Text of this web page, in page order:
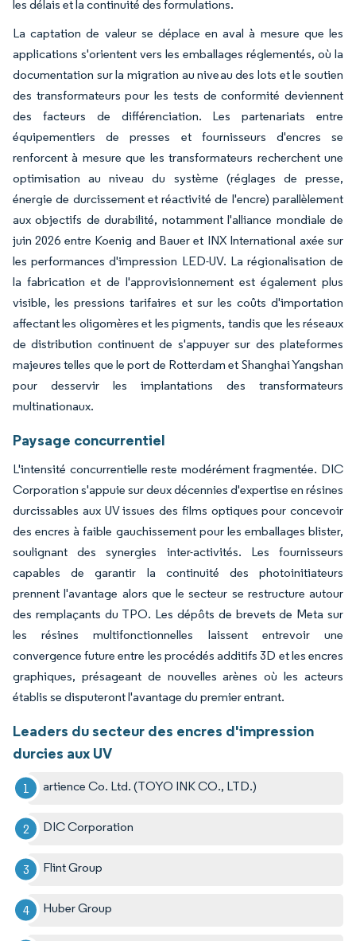
les délais et la continuité des formulations.
La captation de valeur se déplace en aval à mesure que les
applications s'orientent vers les emballages réglementés, où la
documentation sur la migration au niveau des lots et le soutien
des transformateurs pour les tests de conformité deviennent
des facteurs de différenciation. Les partenariats entre
équipementiers de presses et fournisseurs d'encres se
renforcent à mesure que les transformateurs recherchent une
optimisation au niveau du système (réglages de presse,
énergie de durcissement et réactivité de l'encre) parallèlement
aux objectifs de durabilité, notamment l'alliance mondiale de
juin 2026 entre Koenig and Bauer et INX International axée sur
les performances d'impression LED-UV. La régionalisation de
la fabrication et de l'approvisionnement est également plus
visible, les pressions tarifaires et sur les coûts d'importation
affectant les oligomères et les pigments, tandis que les réseaux
de distribution continuent de s'appuyer sur des plateformes
majeures telles que le port de Rotterdam et Shanghai Yangshan
pour desservir les implantations des transformateurs
multinationaux.
Paysage concurrentiel
L'intensité concurrentielle reste modérément fragmentée. DIC
Corporation s'appuie sur deux décennies d'expertise en résines
durcissables aux UV issues des films optiques pour concevoir
des encres à faible gauchissement pour les emballages blister,
soulignant des synergies inter-activités. Les fournisseurs
capables de garantir la continuité des photoinitiateurs
prennent l'avantage alors que le secteur se restructure autour
des remplaçants du TPO. Les dépôts de brevets de Meta sur
les résines multifonctionnelles laissent entrevoir une
convergence future entre les procédés additifs 3D et les encres
graphiques, présageant de nouvelles arènes où les acteurs
établis se disputeront l'avantage du premier entrant.
Leaders du secteur des encres d'impression
durcies aux UV
artience Co. Ltd. (TOYO INK CO., LTD.)
DIC Corporation
Flint Group
Huber Group